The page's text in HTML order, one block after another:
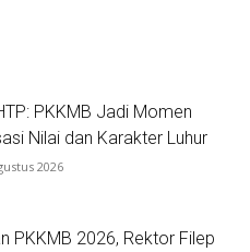
PKKMB Jadi Momen
Nilai dan Karakter Luhur
2026
PKKMB 2026, Rektor Filep